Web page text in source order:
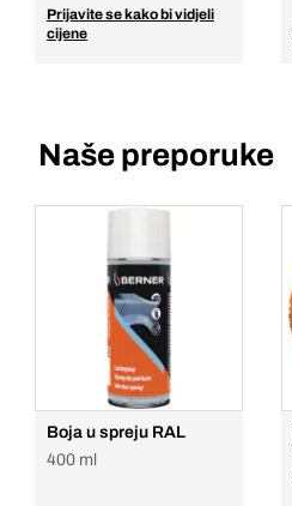
Prijavite se kako bi vidjeli
cijene
Naše preporuke
Boja u spreju RAL
400 ml